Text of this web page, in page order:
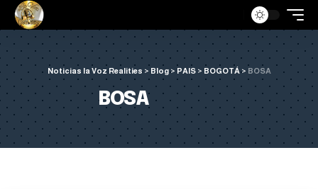
Noticias la Voz Realities> Blog> PAIS> BOGOTÁ> BOSA
BOSA